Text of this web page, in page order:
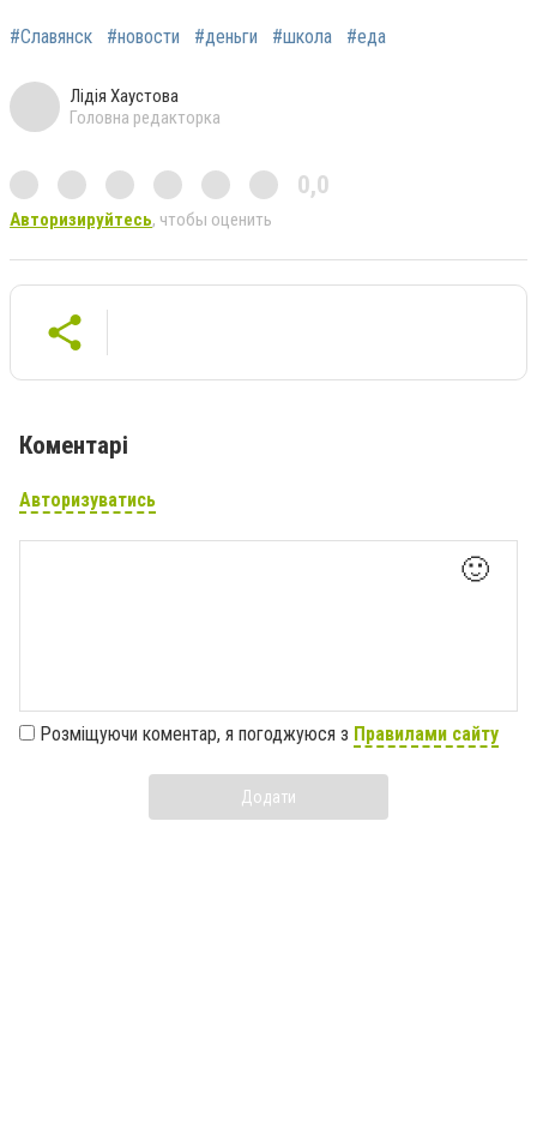
#Славянск #новости #деньги #школа #еда
Лідія Хаустова
Головна редакторка
0,0
Авторизируйтесь, чтобы оценить
Коментарі
Авторизуватись
🙂
Розміщуючи коментар, я погоджуюся з Правилами сайту
Додати